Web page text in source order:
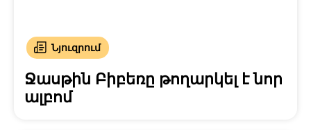
Նյուզրում
Ջասթին Բիբեռը թողարկել է նոր
ալբոմ